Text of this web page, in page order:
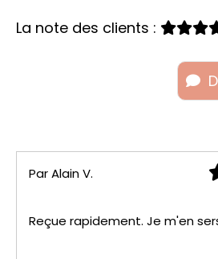
La note des clients :
ParAlain V.
Reçue rapidement. Je m'en